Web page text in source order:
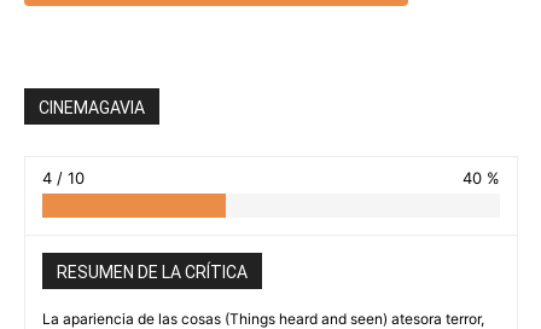
CINEMAGAVIA
4 / 10 40 %
RESUMEN DE LA CRÍTICA
La apariencia de las cosas (Things heard and seen) atesora terror,